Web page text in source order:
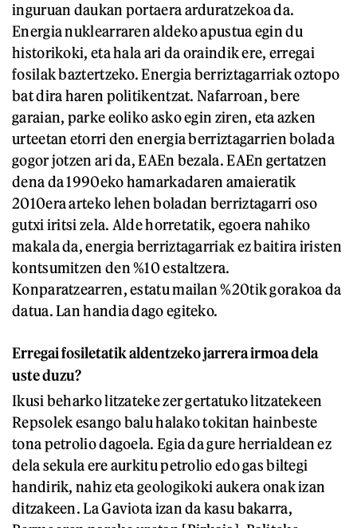
inguruan daukan portaera arduratzekoa da.
Energia nuklearraren aldeko apustua egin du
historikoki, eta hala ari da oraindik ere, erregai
fosilak baztertzeko. Energia berriztagarriak oztopo
bat dira haren politikentzat. Nafarroan, bere
garaian, parke eoliko asko egin ziren, eta azken
urteetan etorri den energia berriztagarrien bolada
gogor jotzen ari da, EAEn bezala. EAEn gertatzen
dena da 1990eko hamarkadaren amaieratik
2010era arteko lehen boladan berriztagarri oso
gutxi iritsi zela. Alde horretatik, egoera nahiko
makala da, energia berriztagarriak ez baitira iristen
kontsumitzen den %10 estaltzera.
Konparatzearren, estatu mailan %20tik gorakoa da
datua. Lan handia dago egiteko.
Erregai fosiletatik aldentzeko jarrera irmoa dela
uste duzu?
Ikusi beharko litzateke zer gertatuko litzatekeen
Repsolek esango balu halako tokitan hainbeste
tona petrolio dagoela. Egia da gure herrialdean ez
dela sekula ere aurkitu petrolio edo gas biltegi
handirik, nahiz eta geologikoki aukera onak izan
ditzakeen. La Gaviota izan da kasu bakarra,